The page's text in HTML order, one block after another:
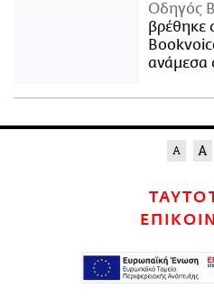
Οδηγός
βρέθηκε
ανάμεσα